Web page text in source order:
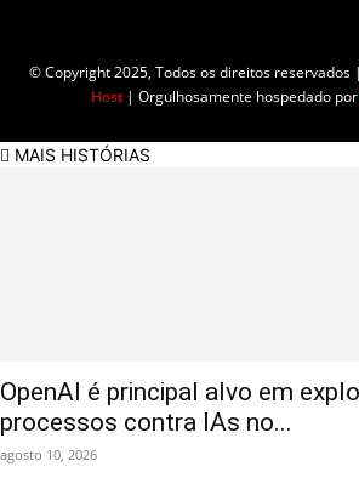
© Copyright 2025, Todos os direitos reservados
Host | Orgulhosamente hospedado por
MAIS HISTÓRIAS
OpenAI é principal alvo em
processos contra IAs no...
agosto 10, 2026